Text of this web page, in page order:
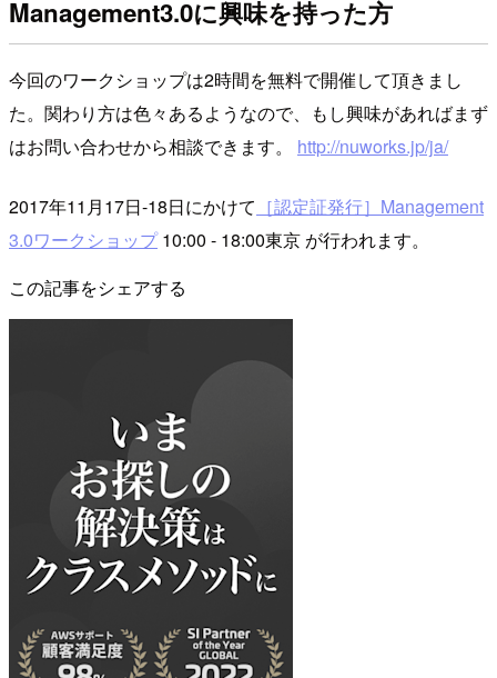
Management3.0に興味を持った方
今回のワークショップは2時間を無料で開催して頂きまし
た。関わり方は色々あるようなので、もし興味があればまず
はお問い合わせから相談できます。 http://nuworks.jp/ja/
2017年11月17日-18日にかけて ［認定証発行］Management
3.0ワークショップ10:00 - 18:00東京 が行われます。
この記事をシェアする